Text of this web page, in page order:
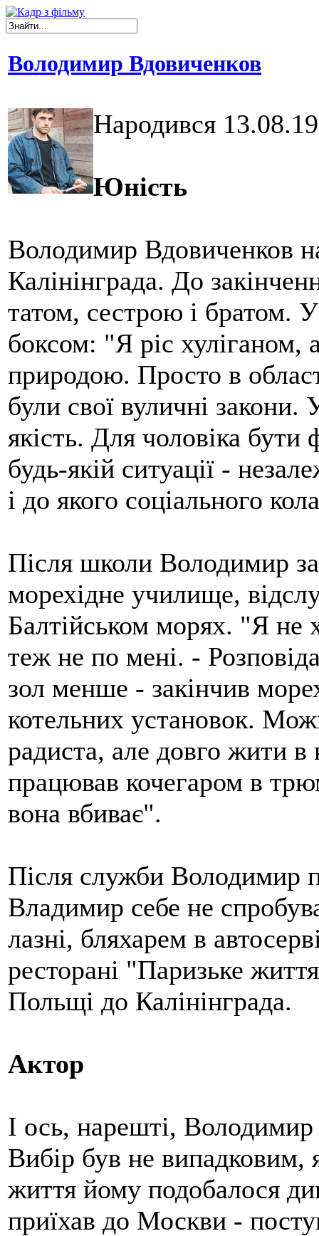
Володимир Вдовиченков
Народився
Юність
Володимир Вдовиченков
Калінінграда. До
татом, сестрою і братом.
боксом: "Я ріс хуліганом,
природою. Просто в
були свої вуличні
якість. Для чоловіка
будь-якій ситуації -
і до якого соціального
Після школи Володимир
морехідне училище,
Балтійськом морях. "Я не
теж не по мені. -
зол менше - закінчив
котельних установок.
радиста, але довго жити в
працював кочегаром в
вона вбиває".
Після служби Володимир
Владимир себе не
лазні, бляхарем в
ресторані "Паризьке
Польщі до Калінінграда.
Актор
І ось, нарешті,
Вибір був не випадковим,
життя йому подобалося
приїхав до Москви -